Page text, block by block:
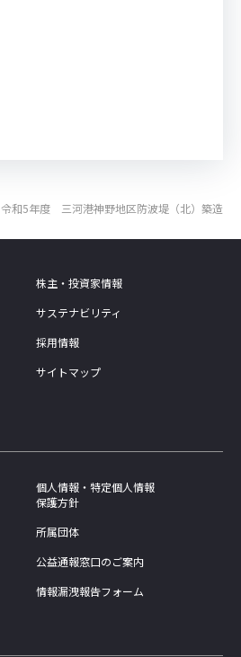
令和5年度 三河港神野地区防波堤（北）築造工
株主・投資家情報
サステナビリティ
採用情報
サイトマップ
個人情報・特定個人情報
保護方針
所属団体
公益通報窓口のご案内
情報漏洩報告フォーム